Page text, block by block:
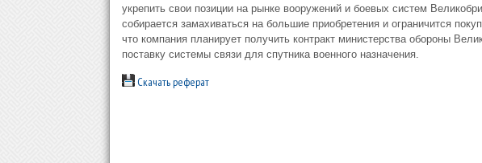
укрепить свои позиции на рынке вооружений и боевых систем
собирается замахиваться на большие приобретения и ограничится
что компания планирует получить контракт министерства обороны
поставку системы связи для спутника военного назначения.
Скачать реферат